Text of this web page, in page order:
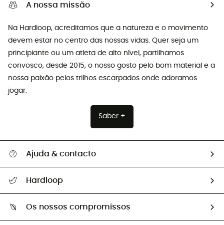
A nossa missão
Na Hardloop, acreditamos que a natureza e o movimento
devem estar no centro das nossas vidas. Quer seja um
principiante ou um atleta de alto nível, partilhamos
convosco, desde 2015, o nosso gosto pelo bom material e a
nossa paixão pelos trilhos escarpados onde adoramos
jogar.
Saber +
Ajuda & contacto
Devoluções e reembolsos
Guia de tamanhos
Hardloop
Os nossos compromissos